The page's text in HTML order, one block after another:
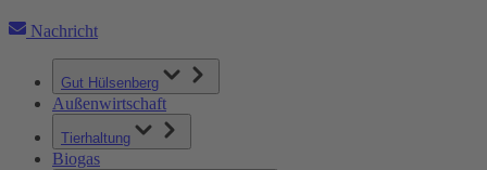
Nachricht
Gut Hülsenberg
Außenwirtschaft
Tierhaltung
Biogas